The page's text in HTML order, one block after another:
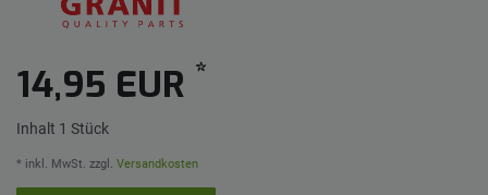
14,95 EUR *
Inhalt 1 Stück
* inkl. MwSt. zzgl. Versandkosten